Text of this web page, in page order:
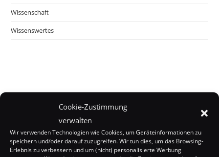
Cookie-Zustimmung
verwalten
Wir verwenden Technologien wie Cookies, um Geräteinformationen zu
speichern und/oder darauf zuzugreifen. Wir tun dies, um das Browsing-
Erlebnis zu verbessern und um (nicht) personalisierte Werbung
Wissenschaft
Wissenswertes